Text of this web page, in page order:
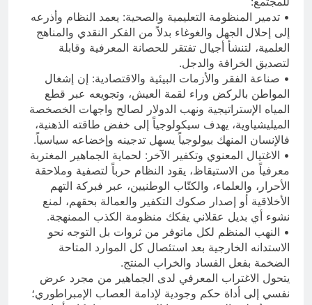
• تدمير المنظومة التعليمية والصحية: يعمد النظام وأذرعه
إلى إحلال الجهل والغوغاء بدلاً من الفكر النقدي والمناهج
العلمية، لتنشأ أجيال تفتقر للحصانة المعرفية وقابلة
لتصديق الخرافة والدجل.
• صناعة الفقر والأزمات البيئية والاقتصادية: إن إشغال
المواطن بالركض وراء لقمة العيش، وتجويعه عبر قطع
المياه الإستراتيجية ونهب الدولار لصالح واجهات الخصخصة
الميليشياوية، يهدف سيكولوجياً إلى خفض طاقته الذهنية،
فالإنسان المنهك بيولوجياً يسهل تدجينه وإخضاعه سياسياً.
• الاغتيال المعنوي وتكفير الآخر: لحماية الجماهير المغتربة
معرفياً من الاستيقاظ، يقود النظام حرباً لتصفية وملاحقة
الأحرار، والعلماء، والكتّاب الوطنيين، عبر فبركة التهم
الأخلاقية أو إصدار صكوك التكفير والعمالة بحقهم، لمنع
نشوء أي بديل عقلاني يفكك منظومة الكذب الممنهجة.
• النهب المنظم لكل ماتوفر من ثروات بل التوجه نحو
الاستدانه الخارجية بعد استئصال كل الموارد المتاحة
الضخمة بفعل الفساد والخراب المنتج.
يتحول الاغتراب المعرفي لدى الجماهير من مجرد عرض
نفسي إلى أداة حكم وجودية لإدامة العصاب الإمبراطوري؛